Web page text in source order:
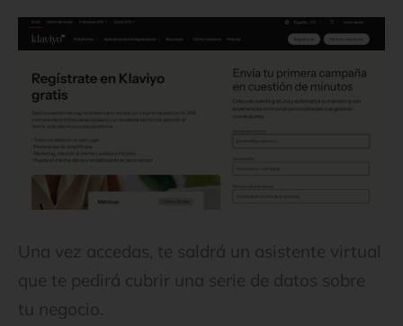
Una vez accedas, te saldrá un asistente virtual
que te pedirá cubrir una serie de datos sobre
tu negocio.